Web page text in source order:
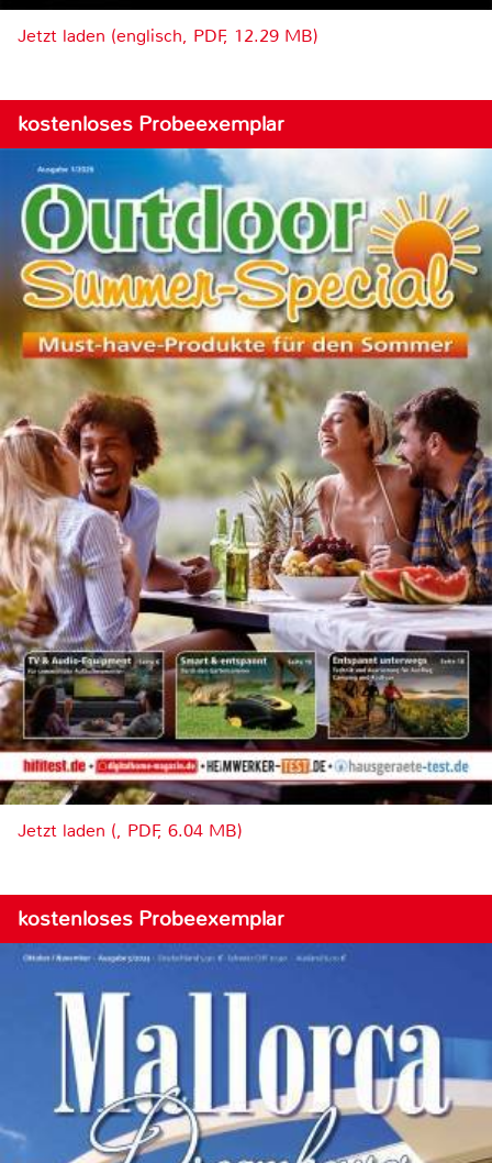
Jetzt laden (englisch, PDF, 12.29 MB)
kostenloses Probeexemplar
Jetzt laden (, PDF, 6.04 MB)
kostenloses Probeexemplar